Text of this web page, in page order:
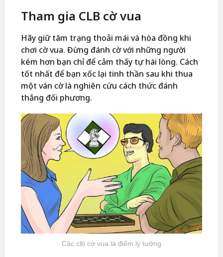
Tham gia CLB cờ vua
Hãy giữ tâm trạng thoải mái và hòa đồng khi
chơi cờ vua. Đừng đánh cờ với những người
kém hơn bạn chỉ để cảm thấy tự hài lòng. Cách
tốt nhất để bạn xốc lại tinh thần sau khi thua
một ván cờ là nghiên cứu cách thức đánh
thắng đối phương.
Các clb cờ vua là điểm lý tưởng